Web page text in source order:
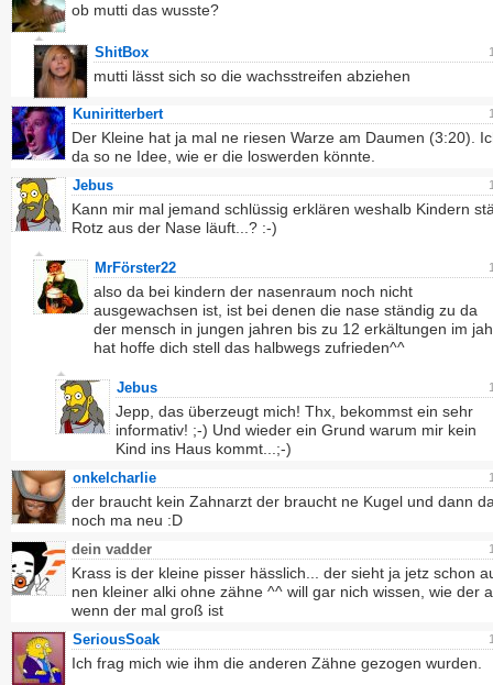
ob mutti das wusste?
ShitBox
mutti lässt sich so die wachsstreifen abziehen
Kuniritterbert
Der Kleine hat ja mal ne riesen Warze am Daumen (3:20).
da so ne Idee, wie er die loswerden könnte.
Jebus
Kann mir mal jemand schlüssig erklären weshalb Kindern
Rotz aus der Nase läuft...? :-)
MrFörster22
also da bei kindern der nasenraum noch nicht
ausgewachsen ist, ist bei denen die nase ständig zu da
der mensch in jungen jahren bis zu 12 erkältungen im
hat hoffe dich stell das halbwegs zufrieden^^
Jebus
Jepp, das überzeugt mich! Thx, bekommst ein sehr
informativ! ;-) Und wieder ein Grund warum mir kein
Kind ins Haus kommt...;-)
onkelcharlie
der braucht kein Zahnarzt der braucht ne Kugel und dann
noch ma neu :D
dein vadder
Krass is der kleine pisser hässlich... der sieht ja jetz schon
nen kleiner alki ohne zähne ^^ will gar nich wissen, wie der
wenn der mal groß ist
SeriousSoak
Ich frag mich wie ihm die anderen Zähne gezogen wurden.